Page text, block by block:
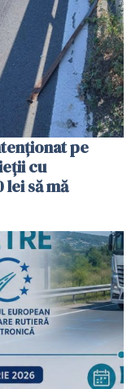
pe
cu
să mă